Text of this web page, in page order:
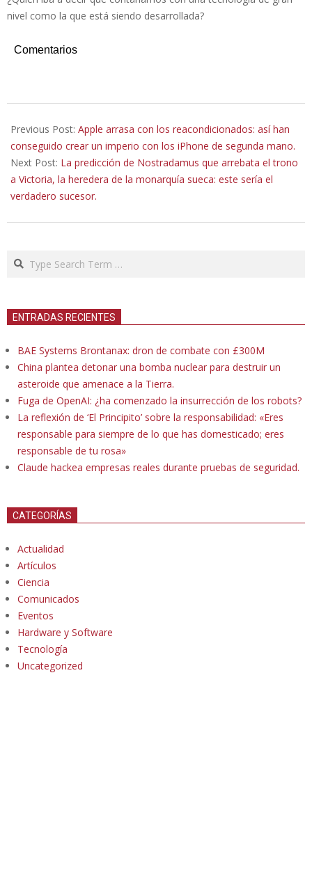
nivel como la que está siendo desarrollada?
Comentarios
04-
30
Previous Post: Apple arrasa con los reacondicionados: así han
conseguido crear un imperio con los iPhone de segunda mano.
Next Post: La predicción de Nostradamus que arrebata el trono
a Victoria, la heredera de la monarquía sueca: este sería el
verdadero sucesor.
Search
ENTRADAS RECIENTES
BAE Systems Brontanax: dron de combate con £300M
China plantea detonar una bomba nuclear para destruir un
asteroide que amenace a la Tierra.
Fuga de OpenAI: ¿ha comenzado la insurrección de los robots?
La reflexión de ‘El Principito’ sobre la responsabilidad: «Eres
responsable para siempre de lo que has domesticado; eres
responsable de tu rosa»
Claude hackea empresas reales durante pruebas de seguridad.
CATEGORÍAS
Actualidad
Artículos
Ciencia
Comunicados
Eventos
Hardware y Software
Tecnología
Uncategorized